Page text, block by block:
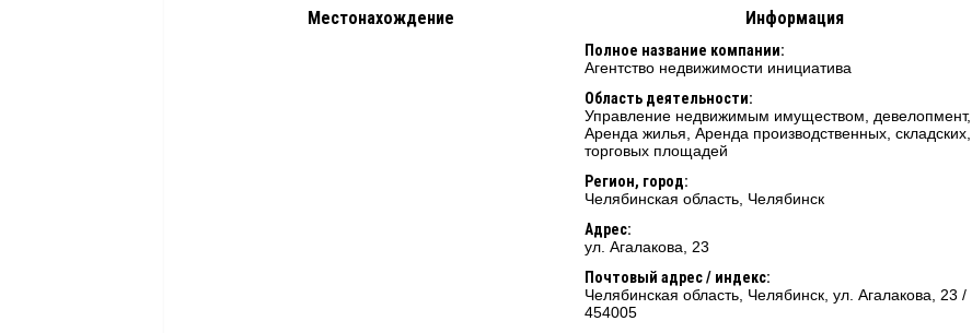
Местонахождение Информация
Полное название компании:
Агентство недвижимости инициатива
Область деятельности:
Управление недвижимым имуществом, девелопмент,
Аренда жилья, Аренда производственных, складских,
торговых площадей
Регион, город:
Челябинская область Челябинск
Адрес:
ул. Агалакова, 23
Почтовый адрес / индекс:
Челябинская область, Челябинск, ул. Агалакова, 23 /
454005